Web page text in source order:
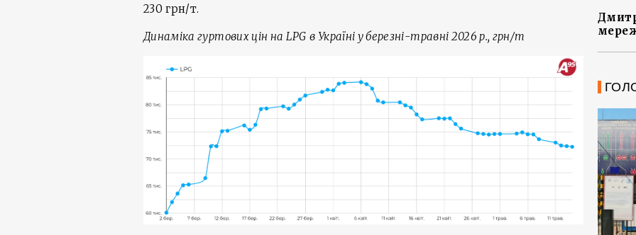
230 грн/т.
Динаміка гуртових цін на LPG в Україні у березні-травні 2026 р., грн/т